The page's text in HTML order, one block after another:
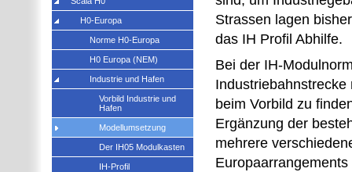
Strassen lagen
das IH Profil Abhilfe.
Bei der IH-
beim Vorbild zu
Ergänzung der
mehrere
H0-Europa
Norme H0-Europa
H0 Europa (NEM)
Industrie und Hafen
Vorbild Industrie und
Hafen
Modellumsetzung
Der IH05 Modulkasten
IH-Profil